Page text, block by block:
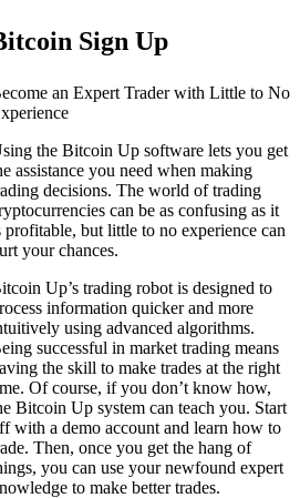
Sign Up
an Expert Trader with Little to No
the Bitcoin Up software lets you get
assistance you need when making
decisions. The world of trading
can be as confusing as it
profitable, but little to no experience can
your chances.
Up’s trading robot is designed to
information quicker and more
using advanced algorithms.
successful in market trading means
the skill to make trades at the right
Of course, if you don’t know how,
Bitcoin Up system can teach you. Start
with a demo account and learn how to
Then, once you get the hang of
you can use your newfound expert
to make better trades.